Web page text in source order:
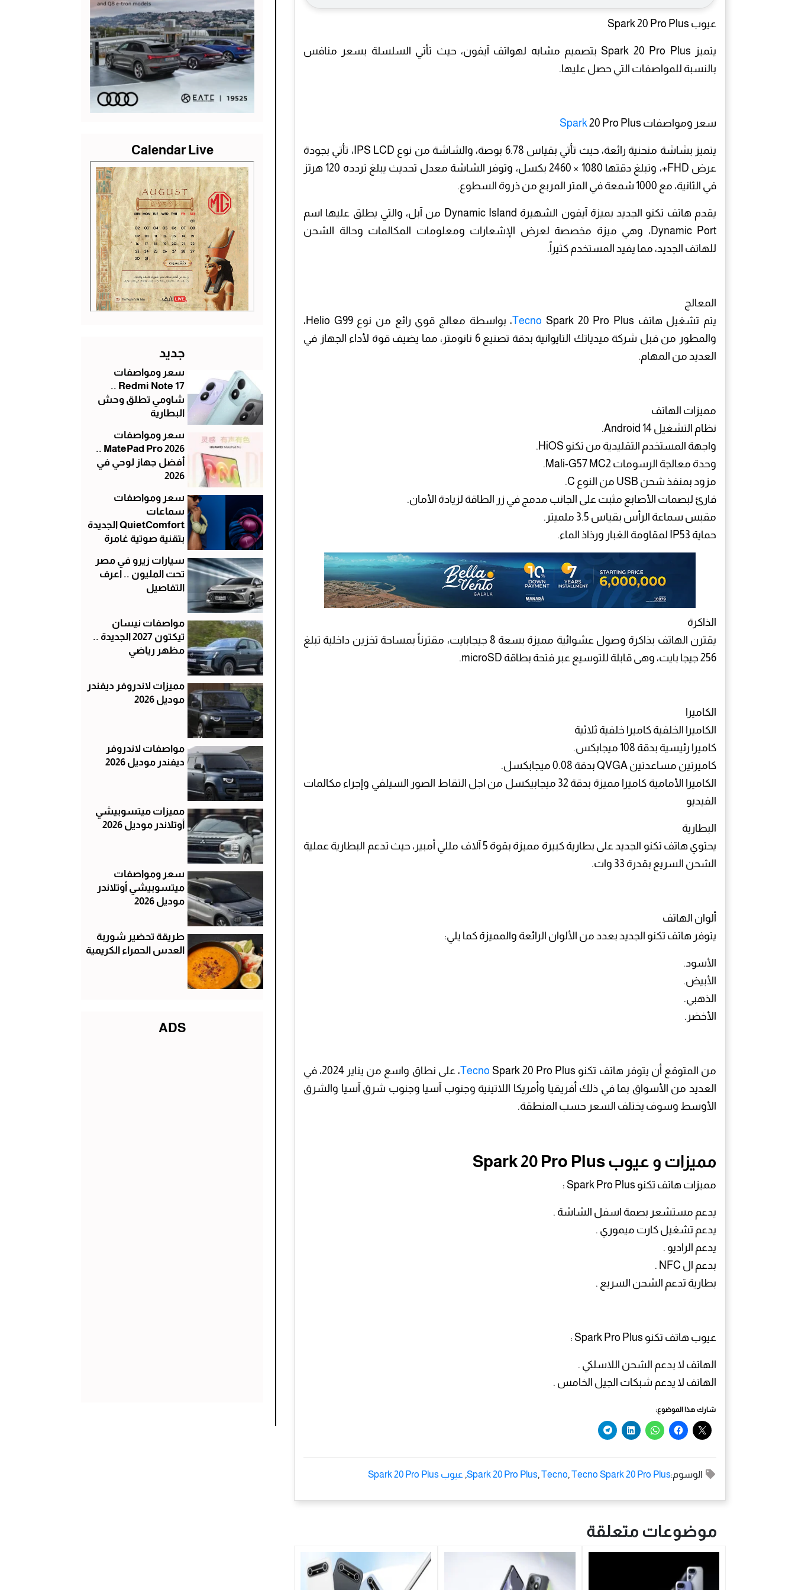
عيوب Spark 20 Pro Plus
يتميز Spark 20 Pro Plus بتصميم مشابه لهواتف آيفون، حيث تأتي السلسلة بسعر منافس
بالنسبة للمواصفات التي حصل عليها.
سعر ومواصفات Spark20 Pro Plus
يتميز بشاشة منحنية رائعة، حيث تأتي بقياس 6.78 بوصة، والشاشة من نوع IPS LCD، تأتي بجودة
عرض FHD+، وتبلغ دقتها 1080 × 2460 بكسل، وتوفر الشاشة معدل تحديث يبلغ تردده 120 هرتز
في الثانية، مع 1000 شمعة في المتر المربع من ذروة السطوع.
يقدم هاتف تكنو الجديد بميزة آيفون الشهيرة Dynamic Island من آبل، والتي يطلق عليها اسم
Dynamic Port، وهي ميزة مخصصة لعرض الإشعارات ومعلومات المكالمات وحالة الشحن
للهاتف الجديد، مما يفيد المستخدم كثيراً.
المعالج
يتم تشغيل هاتف
Tecno
Spark 20 Pro Plus، بواسطة معالج قوي رائع من نوع Helio G99،
والمطور من قبل شركة ميدياتك التايوانية بدقة تصنيع 6 نانومتر، مما يضيف قوة لأداء الجهاز في
العديد من المهام.
مميزات الهاتف
نظام التشغيل Android 14.
واجهة المستخدم التقليدية من تكنو HiOS.
وحدة معالجة الرسومات Mali-G57 MC2.
مزود بمنفذ شحن USB من النوع C.
قارئ لبصمات الأصابع مثبت على الجانب مدمج في زر الطاقة لزيادة الأمان.
مقبس سماعة الرأس بقياس 3.5 ملميتر.
حماية IP53 لمقاومة الغبار ورذاذ الماء.
الذاكرة
يقترن الهاتف بذاكرة وصول عشوائية مميزة بسعة 8 جيجابايت، مقترناً بمساحة تخزين داخلية تبلغ
256 جيجا بايت، وهى قابلة للتوسيع عبر فتحة بطاقة microSD.
الكاميرا
الكاميرا الخلفية كاميرا خلفية ثلاثية
كاميرا رئيسية بدقة 108 ميجابكس.
كاميرتين مساعدتين QVGA بدقة 0.08 ميجابكسل.
الكاميرا الأمامية كاميرا مميزة بدقة 32 ميجابيكسل من اجل التقاط الصور السيلفي وإجراء مكالمات
الفيديو
البطارية
يحتوي هاتف تكنو الجديد على بطارية كبيرة مميزة بقوة 5 آلاف مللي أمبير، حيث تدعم البطارية عملية
الشحن السريع بقدرة 33 وات.
ألوان الهاتف
يتوفر هاتف تكنو الجديد بعدد من الألوان الرائعة والمميزة كما يلي:
الأسود.
الأبيض.
الذهبي.
الأخضر.
من المتوقع أن يتوفر هاتف تكنو Tecno
Spark 20 Pro Plus، على نطاق واسع من يناير 2024، في
العديد من الأسواق بما في ذلك أفريقيا وأمريكا اللاتينية وجنوب آسيا وجنوب شرق آسيا والشرق
الأوسط وسوف يختلف السعر حسب المنطقة.
مميزات و عيوب Spark 20 Pro Plus
مميزات هاتف تكنو Spark Pro Plus :
يدعم مستشعر بصمة اسفل الشاشة .
يدعم تشغيل كارت ميموري .
يدعم الراديو .
بدعم ال NFC .
بطارية تدعم الشحن السريع .
عيوب هاتف تكنو Spark Pro Plus :
الهاتف لا بدعم الشحن اللاسلكي .
الهاتف لا يدعم شبكات الجيل الخامس .
شارك هذا الموضوع:
الوسوم: Spark 20 Pro Plus, Tecno, Tecno Spark 20 Pro Plus
, عيوب Spark 20 Pro Plus
موضوعات متعلقة
Calendar Live
جديد
سعر ومواصفات
Redmi Note 17 ..
شاومي تطلق وحش
البطارية
سعر ومواصفات
MatePad Pro 2026 ..
أفضل جهاز لوحي في
2026
سعر ومواصفات
سماعات
QuietComfort الجديدة
بتقنية صوتية غامرة
سيارات زيرو في مصر
تحت المليون .. اعرف
التفاصيل
مواصفات نيسان
تيكتون 2027 الجديدة ..
مظهر رياضي
مميزات لاندروفر ديفندر
موديل 2026
مواصفات لاندروفر
ديفندر موديل 2026
مميزات ميتسوبيشي
أوتلاندر موديل 2026
سعر ومواصفات
ميتسوبيشي أوتلاندر
موديل 2026
طريقة تحضير شوربة
العدس الحمراء الكريمية
ADS